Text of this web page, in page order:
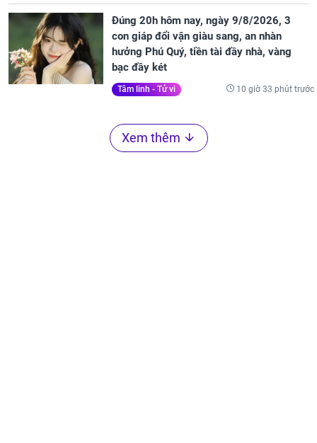
Đúng 20h hôm nay, ngày 9/8/2026, 3
con giáp đổi vận giàu sang, an nhàn
hưởng Phú Quý, tiền tài đầy nhà, vàng
bạc đầy két
Tâm linh - Tử vi 10 giờ 33 phút trước
Xem thêm